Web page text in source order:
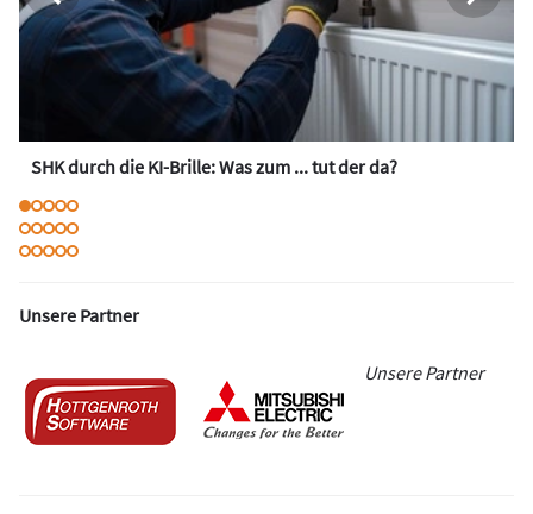
SHK durch die KI-Brille: Was zum ... tut der da?
Unsere Partner
Unsere Partner